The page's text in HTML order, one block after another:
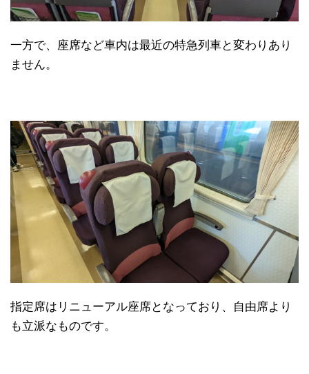
一方で、座席など車内は最近の特急列車と変わりあり
ません。
指定席はリニューアル座席となっており、自由席より
も立派なものです。